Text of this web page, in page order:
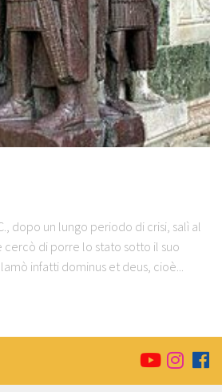
dopo un lungo periodo di crisi, salì al
di porre lo stato sotto il suo
infatti dominus et deus, cioè...